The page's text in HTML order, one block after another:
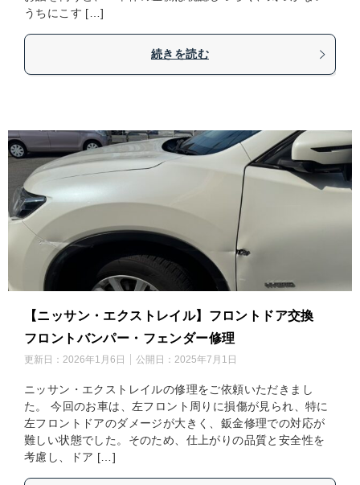
うちにこす […]
続きを読む
【ニッサン・エクストレイル】フロントドア交換
フロントバンパー・フェンダー修理
更新日： 2026年1月6日 公開日： 2025年7月1日
ニッサン・エクストレイルの修理をご依頼いただきまし
た。 今回のお車は、左フロント周りに損傷が見られ、特に
左フロントドアのダメージが大きく、鈑金修理での対応が
難しい状態でした。そのため、仕上がりの品質と安全性を
考慮し、ドア […]